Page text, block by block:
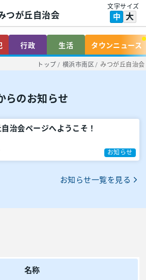
つが丘自治会
文字サイズ
中 大
行政 生活 タウンニュース
トップ / 横浜市南区 / みつが丘自治会
らのお知らせ
治会ページへようこそ！
お知らせ
お知らせ一覧を見る
名称